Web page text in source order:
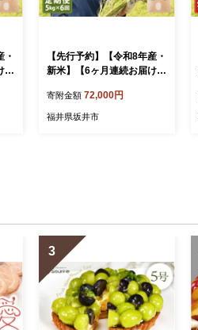
・
】
【先行予約】【令和8年産・
新米】【6ヶ月連続お届け】
ヒカリ 5kg × 6回 計30kg
(無洗米) 【2026年10月上旬
寄附金額 72,000円
福井県坂井市
3